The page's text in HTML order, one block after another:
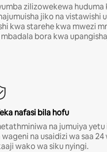
zilizowekewa huduma
jiko na vistawishi
kwa starehe kwa mwezi
mbadala bora kwa
nafasi bila hofu
na jumuiya
wageni na usaidizi wa saa
wako wa siku nyingi.